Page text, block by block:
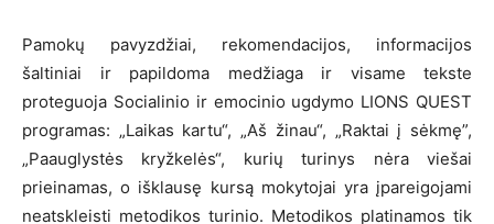
Pamokų pavyzdžiai, rekomendacijos, informacijos
šaltiniai ir papildoma medžiaga ir visame tekste
proteguoja Socialinio ir emocinio ugdymo LIONS QUEST
programas: „Laikas kartu“, „Aš žinau“, „Raktai į sėkmę”,
„Paauglystės kryžkelės“, kurių turinys nėra viešai
prieinamas, o išklausę kursą mokytojai yra įpareigojami
neatskleisti metodikos turinio. Metodikos platinamos tik